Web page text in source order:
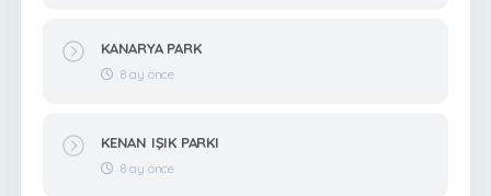
KANARYA PARK
8 ay önce
KENAN IŞIK PARKI
8 ay önce